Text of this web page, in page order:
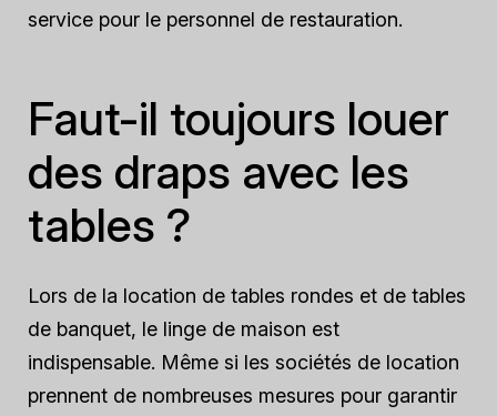
service pour le personnel de restauration.
Faut-il toujours louer
des draps avec les
tables ?
Lors de la location de tables rondes et de tables
de banquet, le linge de maison est
indispensable. Même si les sociétés de location
prennent de nombreuses mesures pour garantir